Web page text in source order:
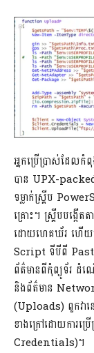
អ្នកប្រើប្រាស់ដែ
បាន UPX-
ទម្លាក់ស្រ្គីប
គ្រោះ។ ស្រ្គីបបង្កើត
ដោយហេគឃ័រ ហើយ
Script ទីបីពី
ព័ត៌មានពីកុំព្យូទ័រ
និងព័ត៌មាន
(Uploads) ពួកវា
ខាងក្រៅដោយការប្
Credentials)។